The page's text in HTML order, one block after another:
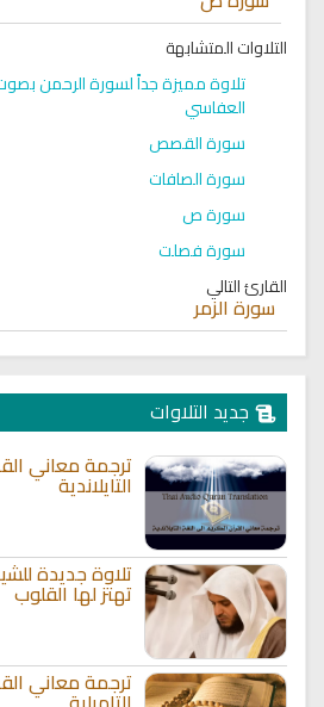
التلاوات المتشابهة
تلاوة مميزة جداً لسورة الرحمن
العفاسي
سورة القصص
سورة الصافات
سورة ص
سورة فصلت
القارئ التالي
سورة الزمر
جديد التلاوات
ترجمة معاني
التايلاندية
تلاوة جديدة
تهتز لها القلوب
ترجمة معاني